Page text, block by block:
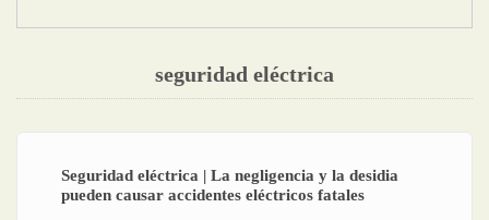
seguridad eléctrica
Seguridad eléctrica | La negligencia y la desidia
pueden causar accidentes eléctricos fatales